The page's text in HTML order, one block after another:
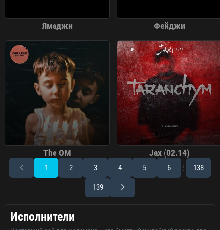
Исполнители
Ямаджи Фейджи
The OM Jax (02.14)
1 2 3 4 5 6 138
139